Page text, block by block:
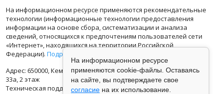
На информационном ресурсе применяются рекомендательные
технологии (информационные технологии предоставления
информации на основе сбора, систематизации и анализа
сведений, относящихся к предпочтениям пользователей сети
«Интернет», находящихся на территории Российской
Федерации). Подробная информация
Адрес: 650000, Кемеровская Область, г.Кемерово, ул.Кузбасская
33а, 2 этаж
Техническая поддержка: support@vse42.ru
На информационном ресурсе
применяются cookie-файлы. Оставаясь
на сайте, вы подтверждаете свое
согласие на их использование.